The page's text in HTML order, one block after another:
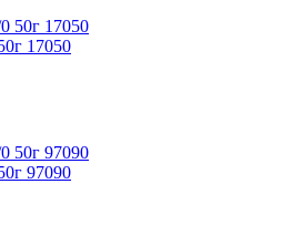
17050
97090